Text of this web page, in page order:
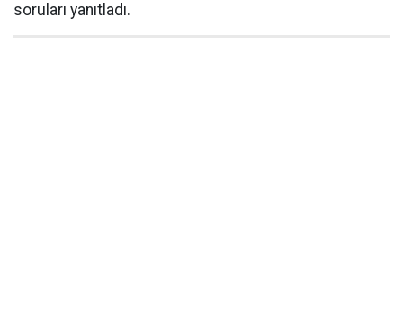
soruları yanıtladı.